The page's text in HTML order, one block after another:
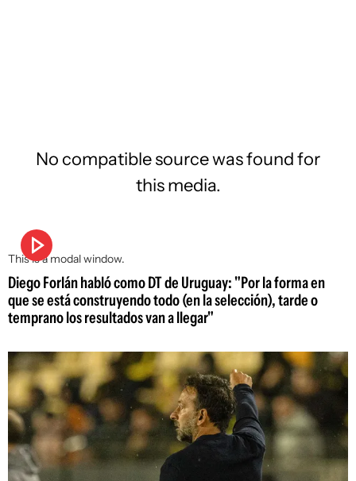
This is a modal window.
No compatible source was found for
this media.
Diego Forlán habló como DT de Uruguay: "Por la forma en
que se está construyendo todo (en la selección), tarde o
temprano los resultados van a llegar"